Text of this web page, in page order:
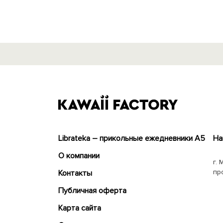
Librateka – прикольные ежедневники А5
О компании
Контакты
Публичная оферта
Карта сайта
г.